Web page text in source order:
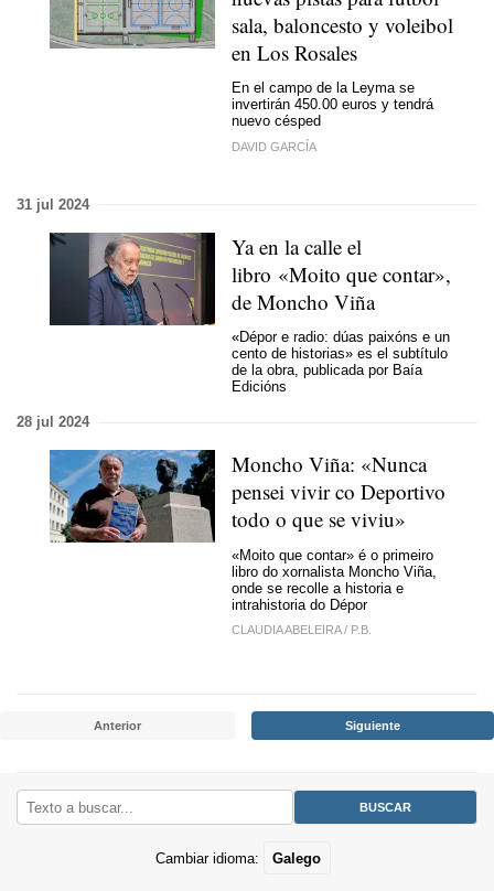
sala, baloncesto y voleibol
en Los Rosales
En el campo de la Leyma se
invertirán 450.00 euros y tendrá
nuevo césped
DAVID GARCÍA
31 jul 2024
Ya en la calle el
libro «Moito que contar»,
de Moncho Viña
«Dépor e radio: dúas paixóns e un
cento de historias» es el subtítulo
de la obra, publicada por Baía
Edicións
28 jul 2024
Moncho Viña: «Nunca
pensei vivir co Deportivo
todo o que se viviu»
«Moito que contar» é o primeiro
libro do xornalista Moncho Viña,
onde se recolle a historia e
intrahistoria do Dépor
CLAUDIA ABELEIRA/ P.B.
Anterior Siguiente
Cambiar idioma: Galego